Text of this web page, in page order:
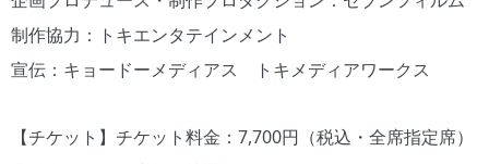
制作協力：トキエンタテインメント
宣伝：キョードーメディアス トキメディアワークス
【チケット】チケット料金：7,700円（税込・全席指定席）